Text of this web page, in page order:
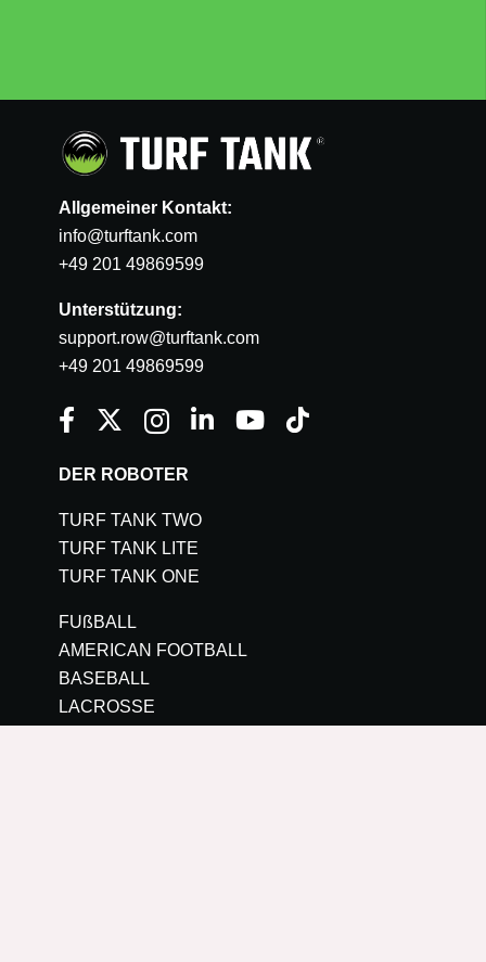
Allgemeiner Kontakt:
info@turftank.com
+49 201 49869599
Unterstützung:
support.row@turftank.com
+49 201 49869599
DER ROBOTER
TURF TANK TWO
TURF TANK LITE
TURF TANK ONE
FUßBALL
AMERICAN FOOTBALL
BASEBALL
LACROSSE